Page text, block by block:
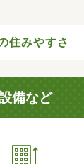
住みやすさ
備など